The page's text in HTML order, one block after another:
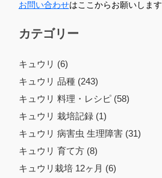
お問い合わせはここからお願いします
カテゴリー
キュウリ (6)
キュウリ 品種 (243)
キュウリ 料理・レシピ (58)
キュウリ 栽培記録 (1)
キュウリ 病害虫 生理障害 (31)
キュウリ 育て方 (8)
キュウリ栽培 12ヶ月 (6)